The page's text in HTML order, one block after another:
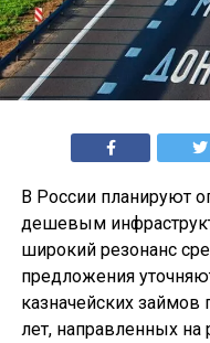
В России планируют
дешевым
широкий резонанс
предложения
казначейских займов
лет, направленных на